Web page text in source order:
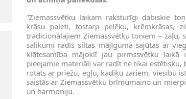
“Ziemassvētku laikam raksturīgi dabiskie
krāsu paleti, tostarp pelēku, krēmkrāsas,
tradicionālajiem Ziemassvētku toņiem – zaļu,
salikumi radīs siltas mājīguma sajūtas ar
klātesamība mājoklī jau pirmssvētku laikā
pieejamie materiāli var radīt ne tikai
rotāts ar priežu, egļu, kadiķu zariem, viesību
saistās ar Ziemassvētku brīmumaino un
un harmoniju.